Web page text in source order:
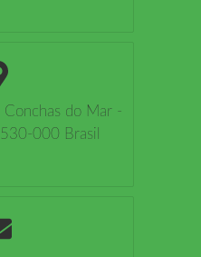
do Mar -
000 Brasil